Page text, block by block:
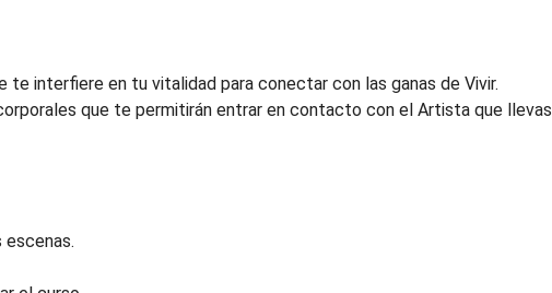
te interfiere en tu vitalidad para conectar con las ganas de Vivir.
que te permitirán entrar en contacto con el Artista que llevas
escenas.